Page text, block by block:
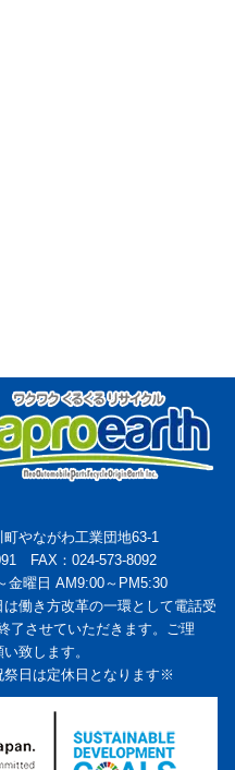
やながわ工業団地63-1
FAX：024-573-8092
金曜日 AM9:00～PM5:30
働き方改革の一環として電話受
了させていただきます。ご理
致します。
日は定休日となります※